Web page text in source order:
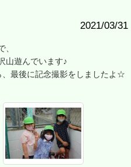
2021/03/31
山遊んでいます♪
、最後に記念撮影をしましたよ☆